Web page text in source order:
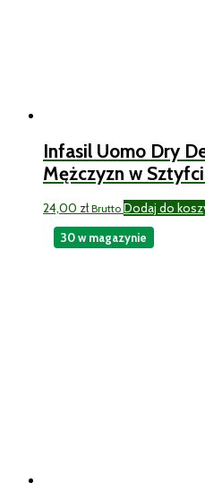
Infasil Uomo Dry
Mężczyzn w
24,00 zł Brutto Dodaj do
30 w magazynie